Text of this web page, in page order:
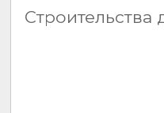
Строительства